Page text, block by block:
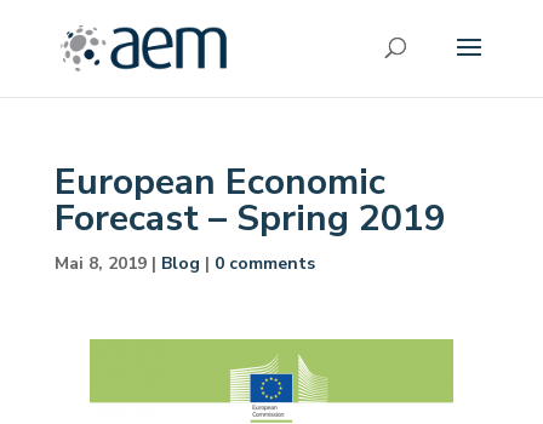
European Economic
Forecast – Spring 2019
Mai 8, 2019| Blog | 0 comments